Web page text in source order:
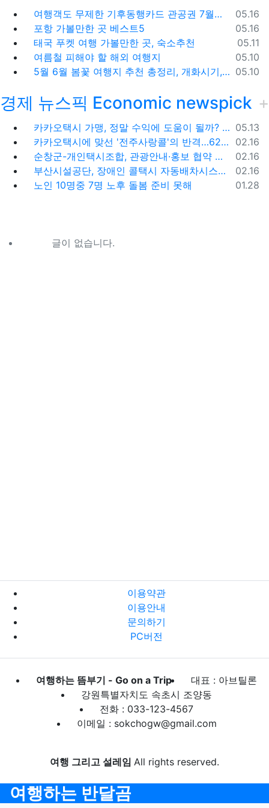
등록일
05.16
여행객도 무제한 기후동행카드 관공권 7월출시
등록일
05.16
포항 가볼만한 곳 베스트5
등록일
05.11
태국 푸켓 여행 가볼만한 곳, 숙소추천
등록일
05.10
여름철 피해야 할 해외 여행지
등록일
05.10
5월 6월 봄꽃 여행지 추천 총정리, 개화시기, 지도공유
경제 뉴스픽 Economic newspick
등록일
05.13
카카오택시 가맹, 정말 수익에 도움이 될까? '봉이 김선달'식 수수료의 진실
등록일
02.16
카카오택시에 맞선 '전주사랑콜'의 반격…62% 가입해 순항
등록일
02.16
순창군-개인택시조합, 관광안내·홍보 협약 체결
등록일
02.16
부산시설공단, 장애인 콜택시 자동배차시스템 시범 운영
등록일
01.28
노인 10명중 7명 노후 돌봄 준비 못해
글이 없습니다.
이용약관
이용안내
문의하기
PC버전
여행하는 뜸부기 - Go on a Trip
대표 : 아브틸론
강원특별자치도 속초시 조양동
전화 : 033-123-4567
이메일 : sokchogw@gmail.com
여행 그리고 설레임 All rights reserved.
여행하는 반달곰